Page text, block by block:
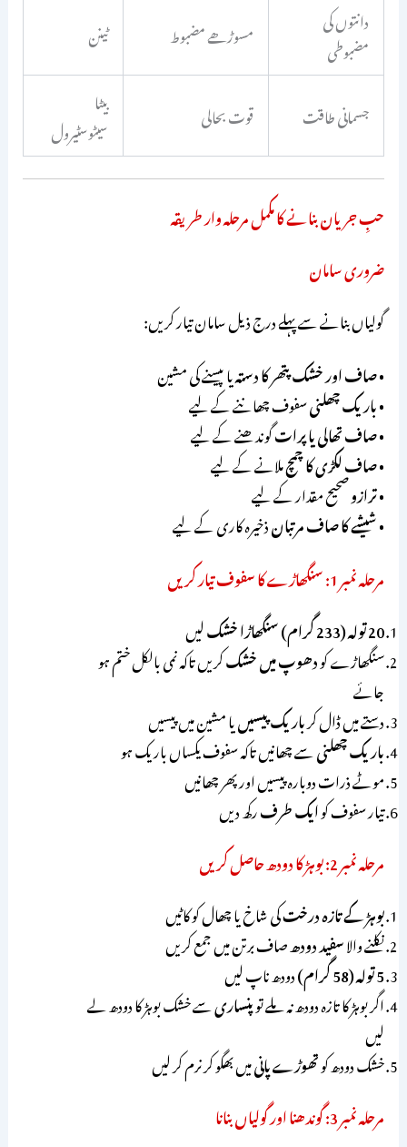
دانتوں کی
مضبوطی
مسوڑھے مضبوط ٹینن
جسمانی طاقت قوت بحالی
بیٹا
سیٹوسٹیرول
حبِ جریان بنانے کا مکمل مرحلہ وار طریقہ
ضروری سامان
گولیاں بنانے سے پہلے درج ذیل سامان تیار کریں:
•صاف اور خشک پتھر کا دستہیا پیسنے کی مشین
•باریک چھلنیسفوف چھاننے کے لیے
•صاف تھالی یا پراتگوندھنے کے لیے
•صاف لکڑی کا چمچملانے کے لیے
•ترازوصحیح مقدار کے لیے
•شیشے کا صاف مرتبانذخیرہ کاری کے لیے
مرحلہ نمبر 1: سنگھاڑے کا سفوف تیار کریں
20 تولہ (233 گرام) سنگھاڑا خشک
لیں
سنگھاڑے کودھوپ میں خشککریں تاکہ نمی بالکل ختم ہو
جائے
دستے میں ڈال کرباریک پیسیںیا مشین میں پیسیں
باریک چھلنیسے چھانیں تاکہ سفوف یکساں باریک ہو
موٹے ذرات دوبارہ پیسیں اور پھر چھانیں
تیار سفوف کوایک طرفرکھ دیں
مرحلہ نمبر 2: بوہڑ کا دودھ حاصل کریں
بوہڑ کے تازہ درختکی شاخ یا چھال کو کاٹیں
نکلنے والاسفید دودھصاف برتن میں جمع کریں
5 تولہ (58 گرام)
دودھ ناپ لیں
اگر بوہڑ کا تازہ دودھ نہ ملے توپنساریسے خشک بوہڑ کا دودھ لے
لیں
خشک دودھ کوتھوڑے پانیمیں بھگو کر نرم کر لیں
مرحلہ نمبر 3: گوندھنا اور گولیاں بنانا